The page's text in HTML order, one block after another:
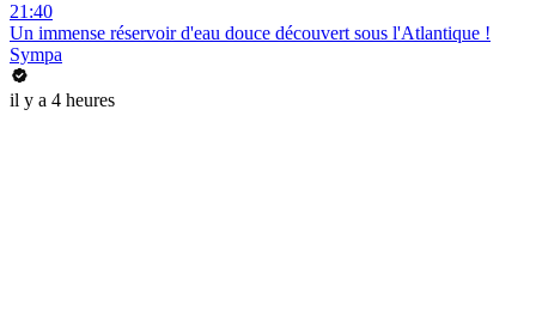
21:40
Un immense réservoir d'eau douce découvert sous l'Atlantique !
Sympa
il y a 4 heures